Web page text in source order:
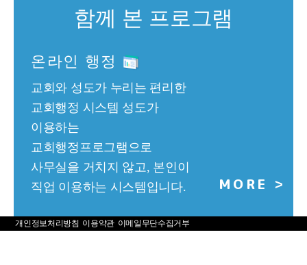
함께 본 프로그램
온라인 행정
교회와 성도가 누리는 편리한
교회행정 시스템 성도가
이용하는
교회행정프로그램으로
사무실을 거치지 않고, 본인이
직업 이용하는 시스템입니다.
MORE>
개인정보처리방침 이용약관 이메일무단수집거부